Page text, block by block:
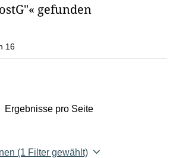
gefunden
16
Ergebnisse pro Seite
(1 Filter gewählt)